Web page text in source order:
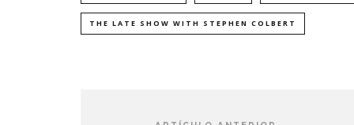
THE LATE SHOW WITH STEPHEN COLBERT